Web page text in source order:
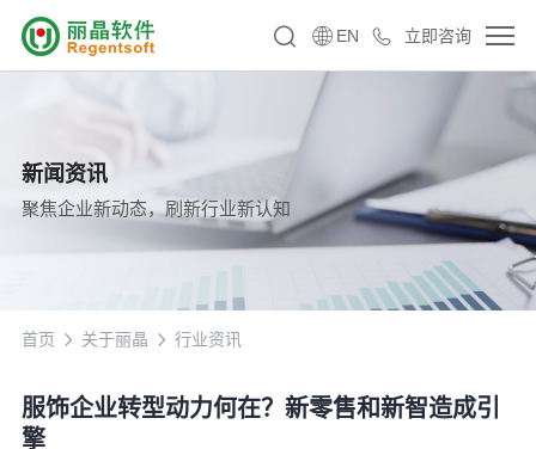
立即咨询
EN
新闻资讯
聚焦企业新动态，刷新行业新认知
首页 关于丽晶 行业资讯
服饰企业转型动力何在？新零售和新智造成引
擎